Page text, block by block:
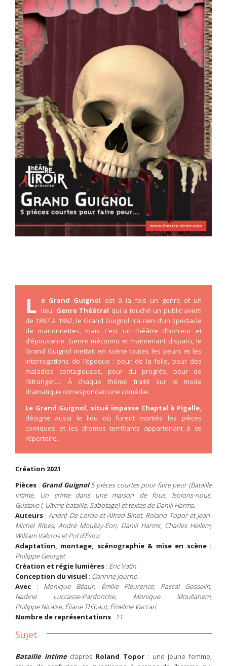
L e Grand Guignol est à la fois un genre et un
lieu. Genre Théâtral qui a touché un public averti
de 1897 à 1962, le Grand Guignol n’a rien d’un spectacle
de marionnettes, mais c’est un théâtre d’horreur et
d’épouvante. Genre méconnu et maintenant disparu, le
Grand Guignol mettait en scène toutes les peurs et les
interrogations de l’époque : peur de la folie, peur des
maladies contagieuses, peur du progrès, peur de
l’étranger…. À chaque thème traité sur le mode
dramatique correspondait une comédie.
Le Grand Guignol, situé impasse Chaptal à Pigalle,
désigne aussi le lieu où furent montés les pièces
comiques et les drames terrifiants appartenant à ce
répertoire.
Création 2021
Pièces : Grand Guignol5 pièces courtes pour faire peur (Bataille
intime, Un crime dans une maison de fous, Isolons-nous,
Gustave !, Ultime bataille, Sabotage) et textes de Daniil Harms.
Auteurs :André De Lorde et Alfred Binet, Roland Topor et Jean-
Michel Ribes, André Mouëzy-Éon, Daniil Harms, Charles Hellem,
William Valcros et Pol d’Estoc
Adaptation, montage, scénographie & mise en scène :
Philippe Georget
Création et régie lumières : Eric Vatin
Conception du visuel : Corinne Journo
Avec : Monique Béaur, Émilie Fleurence, Pascal Gosselin,
Nadine Luccasse-Pardonche, Monique Moullahem,
Philippe Nicaise, Éliane Thibaut, Émeline Vaccari.
Nombre de représentations : 11
Sujet
Bataille intime d’après Roland Topor : une jeune femme,